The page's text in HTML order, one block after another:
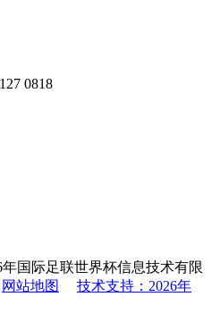
0818
国际足联世界杯信息技术有限
网站地图
技术支持：2026年